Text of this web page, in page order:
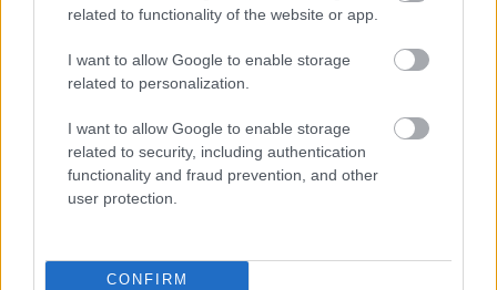
related to functionality of the website or app.
I want to allow Google to enable storage
related to personalization.
I want to allow Google to enable storage
related to security, including authentication
functionality and fraud prevention, and other
user protection.
CONFIRM
Pronssia: Pirjo Muranen, Aino-Kaisa Saarinen,
Riitta-Liisa Roponen, Krista Lähteenmäki.
MM-2013, Val di Fiemme:
Liisa Roponen, Riikka Sarasoja-Lilja.
Olympialaiset 2014, Sotshi:
Hopeaa: Anne Kyllönen, Aino-Kaisa Saarinen,
STT–KAIJA YLINIEMI